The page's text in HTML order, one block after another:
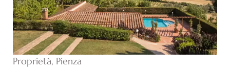
Proprietà, Pienza